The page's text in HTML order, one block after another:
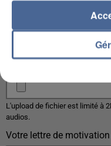
Taille maximum : 500
L'upload de fichier est limité à
audios.
Votre lettre de motivation